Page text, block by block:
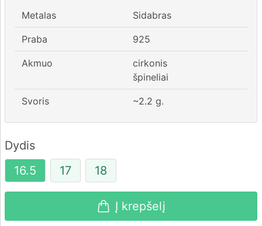
Metalas Sidabras
Praba 925
Akmuo
cirkonis
špineliai
Svoris ~2.2 g.
Dydis
16.5
17 18
Į krepšelį